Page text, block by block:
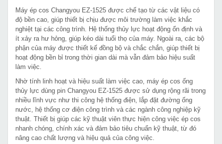
Máy ép cos Changyou EZ-1525 được chế tạo từ các vật liệu có
độ bền cao, giúp thiết bị chịu được môi trường làm việc khắc
nghiệt tại các công trình. Hệ thống thủy lực hoạt động ổn định và
ít xảy ra hư hỏng, giúp kéo dài tuổi thọ của máy. Ngoài ra, các bộ
phận của máy được thiết kế đồng bộ và chắc chắn, giúp thiết bị
hoạt động bền bỉ trong thời gian dài mà vẫn đảm bảo hiệu suất
làm việc.
Nhờ tính linh hoạt và hiệu suất làm việc cao, máy ép cos ống
thủy lực dùng pin Changyou EZ-1525 được sử dụng rộng rãi trong
nhiều lĩnh vực như thi công hệ thống điện, lắp đặt đường ống
nước, hệ thống cơ điện công trình và các ngành công nghiệp kỹ
thuật. Thiết bị giúp các kỹ thuật viên thực hiện công việc ép cos
nhanh chóng, chính xác và đảm bảo tiêu chuẩn kỹ thuật, từ đó
nâng cao chất lượng và hiệu quả của công việc.